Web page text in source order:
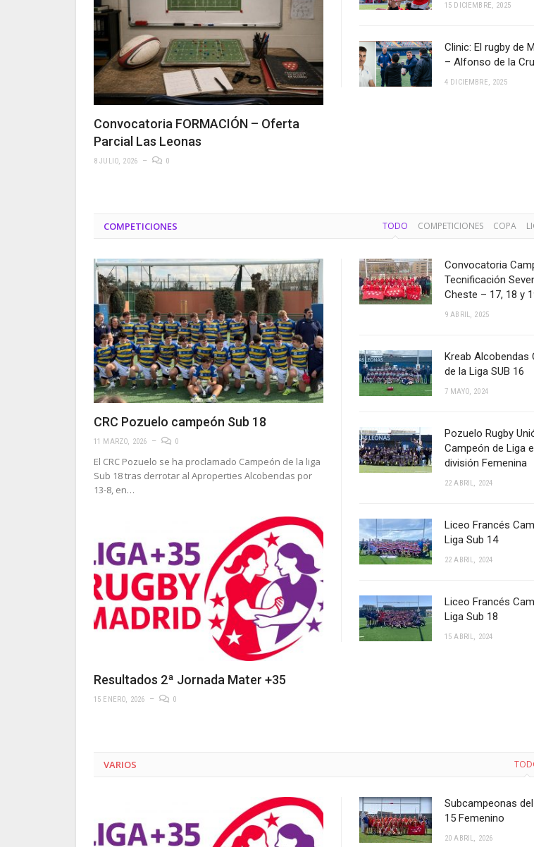
Convocatoria FORMACIÓN – Oferta
Parcial Las Leonas
8 JULIO, 2026 0
15 DICIEMBRE, 2025
Clinic: El rugby de
– Alfonso de la
4 DICIEMBRE, 2025
COMPETICIONES TODO COMPETICIONES COPA
CRC Pozuelo campeón Sub 18
11 MARZO, 2026 0
El CRC Pozuelo se ha proclamado Campeón de la liga
Sub 18 tras derrotar al Aproperties Alcobendas por
13-8, en…
Resultados 2ª Jornada Mater +35
15 ENERO, 2026 0
Convocatoria
Tecnificación
Cheste – 17, 18 y
9 ABRIL, 2025
Kreab Alcobendas
de la Liga SUB 16
7 MAYO, 2024
Pozuelo Rugby
Campeón de Liga
división Femenina
22 ABRIL, 2024
Liceo Francés
Liga Sub 14
22 ABRIL, 2024
Liceo Francés
Liga Sub 18
15 ABRIL, 2024
VARIOS
Subcampeonas del
15 Femenino
20 ABRIL, 2026